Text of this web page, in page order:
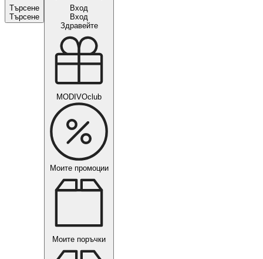
Търсене
Търсене
Вход
Вход
Здравейте
MODIVOclub
Моите промоции
Моите поръчки